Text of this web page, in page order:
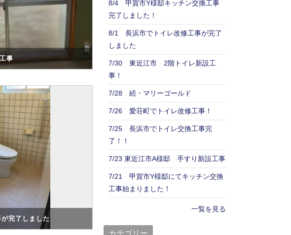
事
完了しました
8/4 甲賀市Y様邸キッチン交換工事
完了しました！
8/1 長浜市でトイレ改修工事が完了
しました
7/30 東近江市 2階トイレ新設工
事！
7/28 続・マリーゴールド
7/26 愛荘町でトイレ改修工事！
7/25 長浜市でトイレ交換工事完
了！！
7/23 東近江市A様邸 手すり新設工事
7/21 甲賀市Y様邸にてキッチン交換
工事始まりました！
一覧を見る
カテゴリー